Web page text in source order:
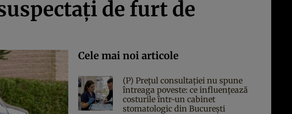
de furt de
Cele mai noi articole
(P) Prețul consultației nu spune
întreaga poveste: ce influențează
costurile într-un cabinet
stomatologic din București